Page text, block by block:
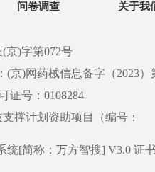
问卷调查 关于我
京)字第072号
京)网药械信息备字（2023）
证号：0108284
撑计划资助项目（编号：
统[简称：万方智搜] V3.0 证